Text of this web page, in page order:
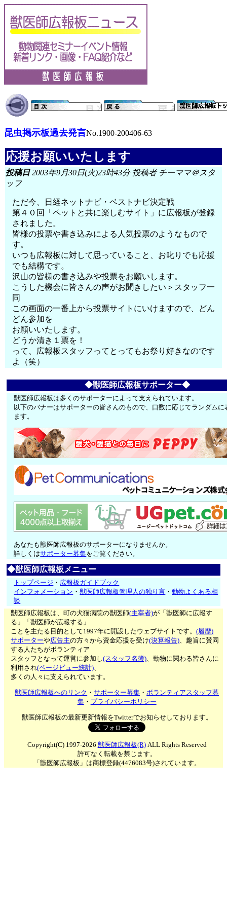
昆虫掲示板過去発言No.1900-200406-63
応援お願いいたします
投稿日2003年9月30日(火)23時43分 投稿者 チーママ＠スタ
ッフ
ただ今、日経ネットナビ・ベストナビ決定戦
第４０回「ペットと共に楽しむサイト」に広報板が登録
されました。
皆様の投票や書き込みによる人気投票のようなもので
す。
いつも広報板に対して思っていること、お叱りでも応援
でも結構です。
沢山の皆様の書き込みや投票をお願いします。
こうした機会に皆さんの声がお聞きしたい＞スタッフ一
同
この画面の一番上から投票サイトにいけますので、どん
どん参加を
お願いいたします。
どうか清き１票を！
って、広報板スタッフってとってもお祭り好きなのです
よ（笑）
◆獣医師広報板サポーター◆
獣医師広報板は多くのサポーターによって支えられています。
以下のバナーはサポーターの皆さんのもので、口数に応じてランダムに
ます。
あなたも獣医師広報板のサポーターになりませんか。
詳しくはサポーター募集をご覧ください。
◆獣医師広報板メニュー
トップページ ・ 広報板ガイドブック
インフォメーション ・獣医師広報板管理人の独り言 ・動物よくある相
談
獣医師広報板は、町の犬猫病院の獣医師(主宰者)が「獣医師に広報す
る」「獣医師が広報する」
ことを主たる目的として1997年に開設したウェブサイトです。(履歴)
サポーターや広告主の方々から資金応援を受け(決算報告)、趣旨に賛同
する人たちがボランティア
スタッフとなって運営に参加し(スタッフ名簿)、動物に関わる皆さんに
利用され(ページビュー統計)、
多くの人々に支えられています。
獣医師広報板へのリンク ・サポーター募集 ・ボランティアスタッフ募
集・ プライバシーポリシー
獣医師広報板の最新更新情報をTwitterでお知らせしております。
Copyright(C) 1997-2026 獣医師広報板(R)ALL Rights Reserved
許可なく転載を禁じます。
「獣医師広報板」は商標登録(4476083号)されています。